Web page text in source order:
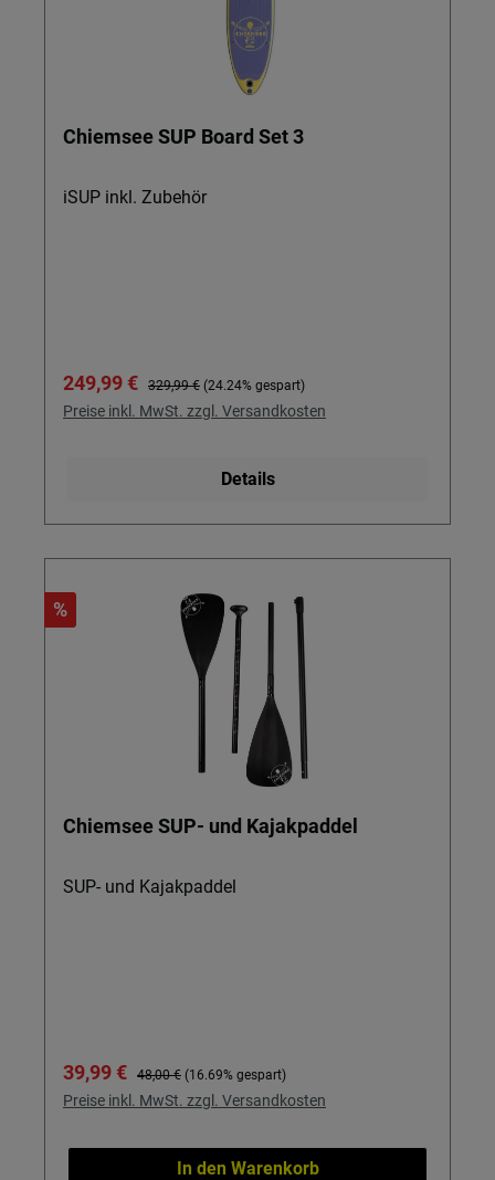
Chiemsee SUP Board Set 3
iSUP inkl. Zubehör
Verkaufspreis:
249,99 € Regulärer Preis:
329,99 € (24.24% gespart)
Preise inkl. MwSt. zzgl. Versandkosten
Details
%
Chiemsee SUP- und Kajakpaddel
SUP- und Kajakpaddel
Verkaufspreis:
39,99 € Regulärer Preis:
48,00 € (16.69% gespart)
Preise inkl. MwSt. zzgl. Versandkosten
In den Warenkorb